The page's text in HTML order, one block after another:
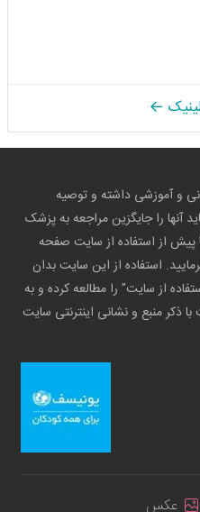
و آموزشی داشته و توصیه
را جایگزین مراجعه به پزشک
از استفاده از سایت صفحه
استفاده از این سایت بدان
از سایت" را مطالعه کرده و به
ذکر منبع و نشانی اینترنتی سایت
عکس